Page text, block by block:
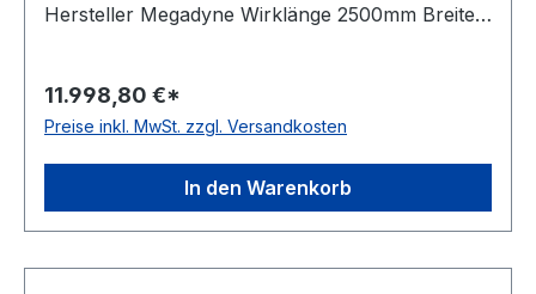
Hersteller Megadyne Wirklänge 2500mm Breite
Norm DIN 7721 antistatisch nein
11.998,80 €*
Preise inkl. MwSt. zzgl. Versandkosten
In den Warenkorb